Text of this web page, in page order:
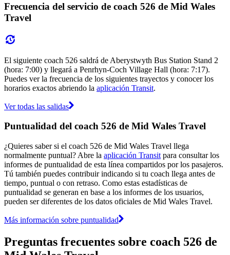
Frecuencia del servicio de coach 526 de Mid Wales
Travel
El siguiente coach 526 saldrá de Aberystwyth Bus Station Stand 2
(hora: 7:00) y llegará a Penrhyn-Coch Village Hall (hora: 7:17).
Puedes ver la frecuencia de los siguientes trayectos y conocer los
horarios exactos abriendo la aplicación Transit.
Ver todas las salidas
Puntualidad del coach 526 de Mid Wales Travel
¿Quieres saber si el coach 526 de Mid Wales Travel llega
normalmente puntual? Abre la aplicación Transit para consultar los
informes de puntualidad de esta línea compartidos por los pasajeros.
Tú también puedes contribuir indicando si tu coach llega antes de
tiempo, puntual o con retraso. Como estas estadísticas de
puntualidad se generan en base a los informes de los usuarios,
pueden ser diferentes de los datos oficiales de Mid Wales Travel.
Más información sobre puntualidad
Preguntas frecuentes sobre coach 526 de